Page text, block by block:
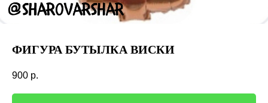
ФИГУРА БУТЫЛКА ВИСКИ
900 р.